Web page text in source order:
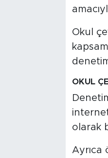
Okul
OKUL
olarak
Ayrıca